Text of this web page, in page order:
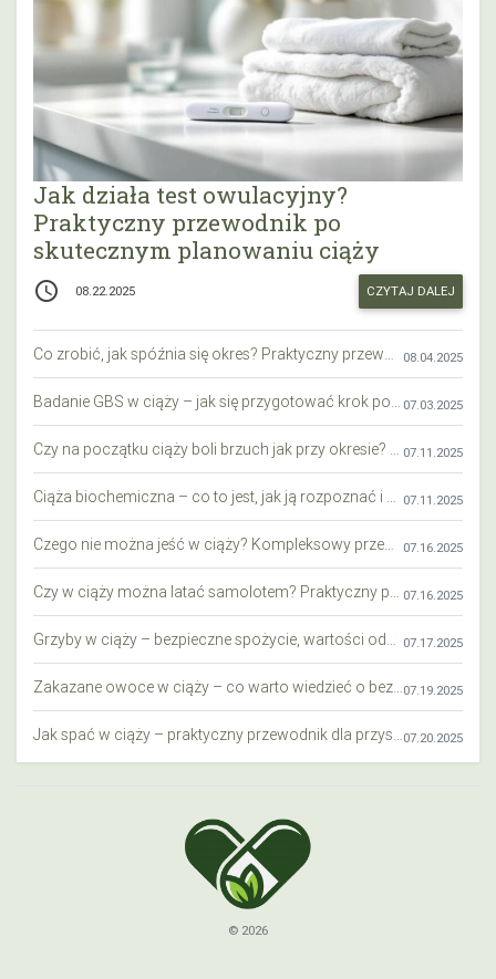
Jak działa test owulacyjny?
Praktyczny przewodnik po
skutecznym planowaniu ciąży
access_time 08.22.2025 CZYTAJ DALEJ
08.04.2025
07.03.2025
07.11.2025
07.11.2025
07.16.2025
07.16.2025
07.17.2025
07.19.2025
07.20.2025
© 2026